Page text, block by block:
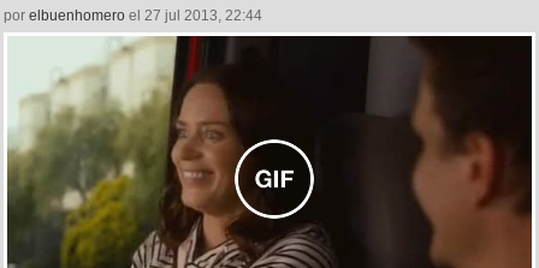
por elbuenhomero el 27 jul 2013, 22:44